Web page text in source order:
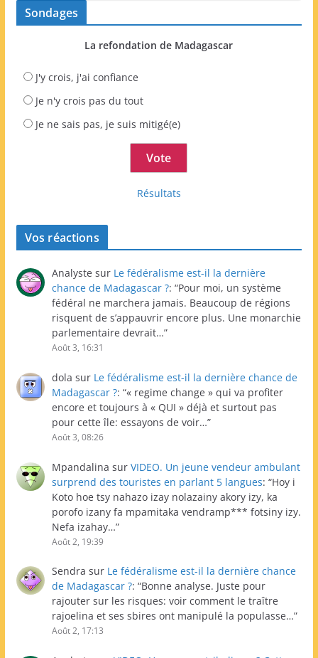
Sondages
La refondation de Madagascar
J'y crois, j'ai confiance
Je n'y crois pas du tout
Je ne sais pas, je suis mitigé(e)
Résultats
Vos réactions
Analyste sur Le fédéralisme est-il la dernière
chance de Madagascar ?: “Pour moi, un système
fédéral ne marchera jamais. Beaucoup de régions
risquent de s’appauvrir encore plus. Une monarchie
parlementaire devrait…”
Août 3, 16:31
dola sur Le fédéralisme est-il la dernière chance de
Madagascar ?: “« regime change » qui va profiter
encore et toujours à « QUI » déjà et surtout pas
pour cette île: essayons de voir…”
Août 3, 08:26
Mpandalina sur VIDEO. Un jeune vendeur ambulant
surprend des touristes en parlant 5 langues: “Hoy i
Koto hoe tsy nahazo izay nolazainy akory izy, ka
porofo izany fa mpamitaka vendramp*** fotsiny izy.
Nefa izahay…”
Août 2, 19:39
Sendra sur Le fédéralisme est-il la dernière chance
de Madagascar ?: “Bonne analyse. Juste pour
rajouter sur les risques: voir comment le traître
rajoelina et ses sbires ont manipulé la populasse…”
Août 2, 17:13